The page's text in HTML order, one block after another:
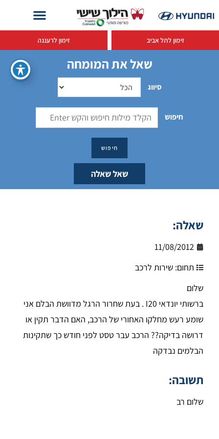
זימון לתל אביב זימון לרעננה
שאל את המומחה
סיווג
חיפוש
שאל שאלה
שאלה:
11/08/2012
תחום: שירות לרכב
שלום
ברשותי יונדאי I20 . בעת שחרור הרגל מדוושת הבלם אני
שומע רעש מחלקו האחורי של הרכב, האם הדבר תקין או
דרושה בדיקה?? הרכב עבר טסט לפני חודש כך שתקינות
הבלמים נבדקה
תשובה:
שלום רב